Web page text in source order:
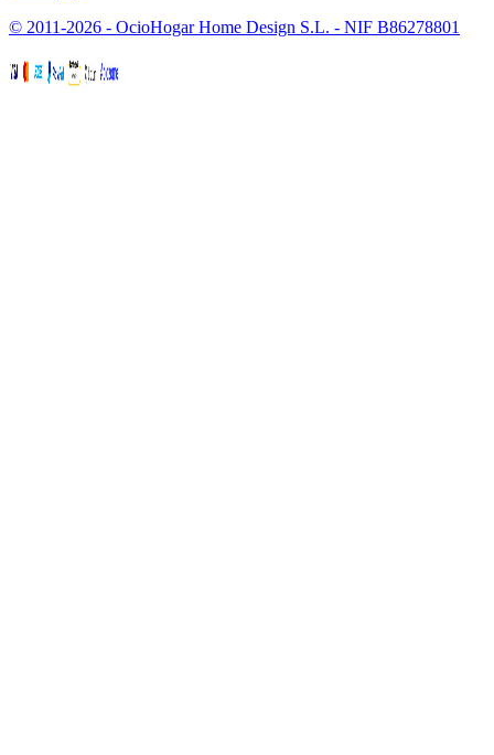
© 2011-2026 - OcioHogar Home Design S.L. - NIF B86278801